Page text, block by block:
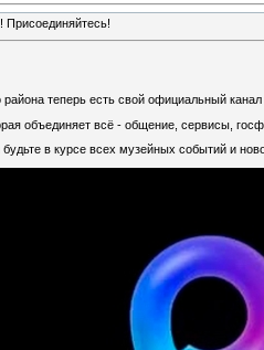
Присоединяйтесь!
теперь есть свой официальный
объединяет всё - общение, сервисы,
в курсе всех музейных событий и